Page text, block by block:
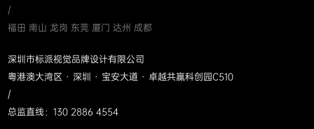
/
福田 南山 龙岗 东莞 厦门 达州 成都
深圳市标派视觉品牌设计有限公司
粤港澳大湾区 · 深圳 · 宝安大道 · 卓越共赢科创园C510
/
总监直线：130 2886 4554